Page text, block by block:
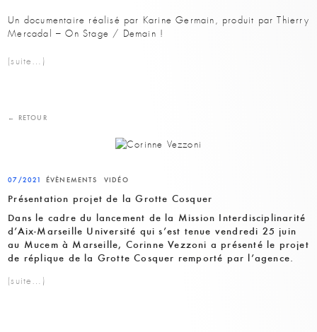
Un documentaire réalisé par Karine Germain, produit par Thierry
Mercadal – On Stage / Demain !
(suite…)
← RETOUR
07/2021 ÉVÈNEMENTS VIDÉO
Présentation projet de la Grotte Cosquer
Dans le cadre du lancement de la Mission Interdisciplinarité
d’Aix-Marseille Université qui s’est tenue vendredi 25 juin
au Mucem à Marseille, Corinne Vezzoni a présenté le projet
de réplique de la Grotte Cosquer remporté par l’agence.
(suite…)